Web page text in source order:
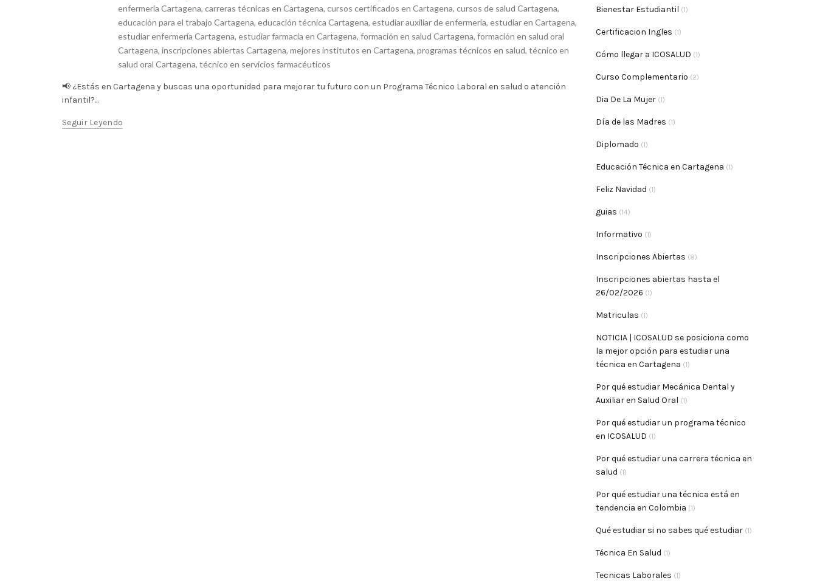
enfermería Cartagena, carreras técnicas en Cartagena, cursos certificados en Cartagena, cursos de salud Cartagena,
educación para el trabajo Cartagena, educación técnica Cartagena, estudiar auxiliar de enfermería, estudiar en Cartagena,
estudiar enfermería Cartagena, estudiar farmacia en Cartagena, formación en salud Cartagena, formación en salud oral
Cartagena, inscripciones abiertas Cartagena, mejores institutos en Cartagena, programas técnicos en salud, técnico en
salud oral Cartagena, técnico en servicios farmacéuticos
📢 ¿Estás en Cartagena y buscas una oportunidad para mejorar tu futuro con un Programa Técnico Laboral en salud o atención
infantil?...
Seguir Leyendo
Bienestar Estudiantil (1)
Certificacion Ingles (1)
Cómo llegar a ICOSALUD (1)
Curso Complementario (2)
Dia De La Mujer(1)
Día de las Madres (1)
Diplomado (1)
Educación Técnica en Cartagena (1)
Feliz Navidad (1)
guias (14)
Informativo (1)
Inscripciones Abiertas (8)
Inscripciones abiertas hasta el
26/02/2026 (1)
Matriculas (1)
NOTICIA | ICOSALUD se posiciona como
la mejor opción para estudiar una
técnica en Cartagena (1)
Por qué estudiar Mecánica Dental y
Auxiliar en Salud Oral (1)
Por qué estudiar un programa técnico
en ICOSALUD (1)
Por qué estudiar una carrera técnica en
salud (1)
Por qué estudiar una técnica está en
tendencia en Colombia (1)
Qué estudiar si no sabes qué estudiar(1)
Técnica En Salud (1)
Tecnicas Laborales (1)